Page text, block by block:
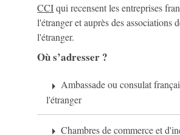
CCIqui recensent les entreprises
l'étranger et auprès des associations
l'étranger.
Où s’adresser ?
arrow_rightAmbassade ou consulat
l'étranger
arrow_rightChambres de commerce et